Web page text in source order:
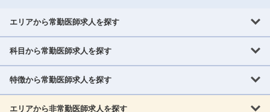
エリアから常勤医師求人を探す
北海道・東北
北海道 青森県 岩手県
科目から常勤医師求人を探す
内科系
消化器科 呼吸器科
特徴から常勤医師求人を探す
エリアから非常勤医師求人を探す